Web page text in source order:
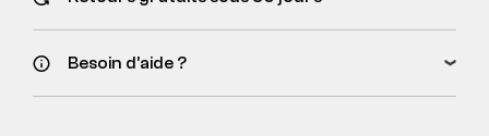
Besoin d’aide ?